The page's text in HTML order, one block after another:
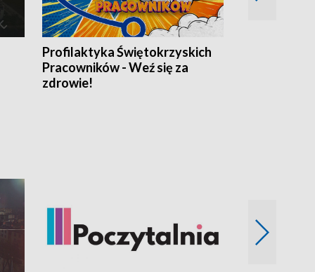
Profilaktyka Świętokrzyskich
Pracowników - Weź się za
zdrowie!